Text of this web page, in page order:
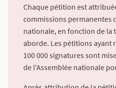
Chaque pétition est
commissions permanentes
nationale, en fonction de la
aborde. Les pétitions ayant
100 000 signatures sont
de l'Assemblée nationale